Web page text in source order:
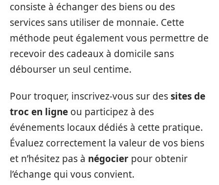
consiste à échanger des biens ou des
services sans utiliser de monnaie. Cette
méthode peut également vous permettre de
recevoir des cadeaux à domicile sans
débourser un seul centime.
Pour troquer, inscrivez-vous sur dessites de
troc en ligne ou participez à des
événements locaux dédiés à cette pratique.
Évaluez correctement la valeur de vos biens
et n’hésitez pas à négocier pour obtenir
l’échange qui vous convient.